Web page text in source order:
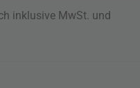
inklusive MwSt. und